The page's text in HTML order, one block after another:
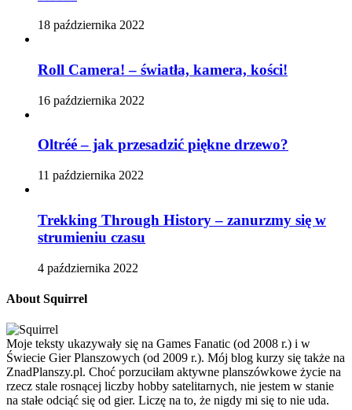
18 października 2022
Roll Camera! – światła, kamera, kości!
16 października 2022
Oltréé – jak przesadzić piękne drzewo?
11 października 2022
Trekking Through History – zanurzmy się w
strumieniu czasu
4 października 2022
About Squirrel
Moje teksty ukazywały się na Games Fanatic (od 2008 r.) i w
Świecie Gier Planszowych (od 2009 r.). Mój blog kurzy się także na
ZnadPlanszy.pl. Choć porzuciłam aktywne planszówkowe życie na
rzecz stale rosnącej liczby hobby satelitarnych, nie jestem w stanie
na stałe odciąć się od gier. Liczę na to, że nigdy mi się to nie uda.